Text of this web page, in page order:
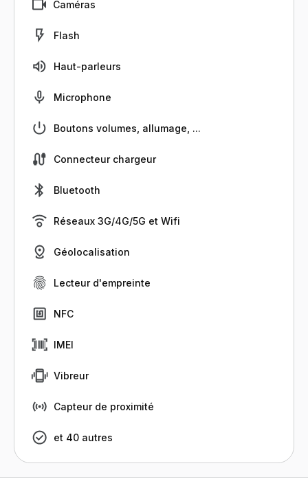
Caméras
Flash
Haut-parleurs
Microphone
Boutons volumes, allumage, ...
Connecteur chargeur
Bluetooth
Réseaux 3G/4G/5G et Wifi
Géolocalisation
Lecteur d'empreinte
NFC
IMEI
Vibreur
Capteur de proximité
et 40 autres